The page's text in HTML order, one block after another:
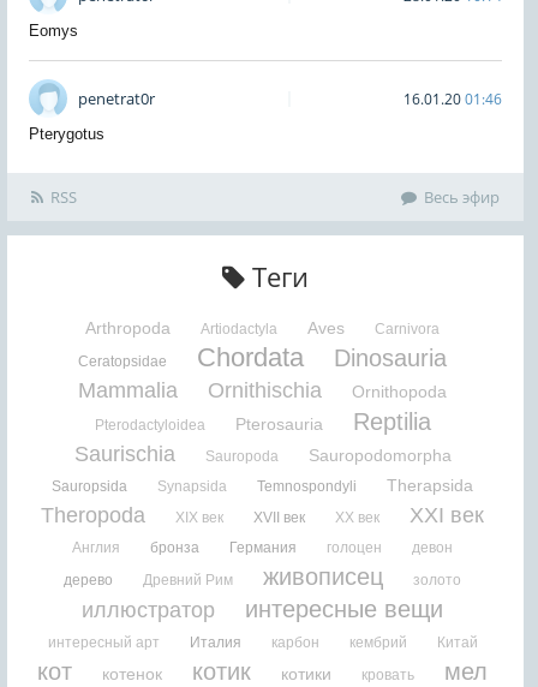
Eomys
penetrat0r 16.01.2001:46
Pterygotus
RSS Весь эфир
Теги
Arthropoda Artiodactyla Aves
Carnivora
Ceratopsidae
Chordata Dinosauria
Mammalia Ornithischia Ornithopoda
Pterodactyloidea Pterosauria Reptilia
Saurischia Sauropoda Sauropodomorpha
Sauropsida Synapsida Temnospondyli Therapsida
Theropoda XIX век XVII век XX век XXI век
Англия бронза Германия голоцен
девон
дерево
Древний Рим живописец золото
иллюстратор интересные вещи
интересный арт Италия карбон кембрий Китай
кот котенок котик котики кровать мел